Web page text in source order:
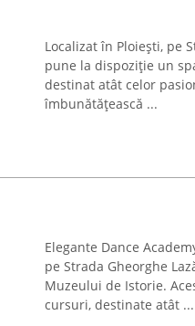
Localizat în Ploiești, pe
pune la dispoziție un
destinat atât celor
îmbunătățească ...
Elegante Dance
pe Strada Gheorghe
Muzeului de Istorie.
cursuri, destinate atât ...